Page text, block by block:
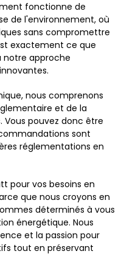
fonctionne de
de l'environnement, où
sans compromettre
exactement ce que
notre approche
nous comprenons
et de la
pouvez donc être
sont
réglementations en
pour vos besoins en
que nous croyons en
déterminés à vous
énergétique. Nous
et la passion pour
tout en préservant